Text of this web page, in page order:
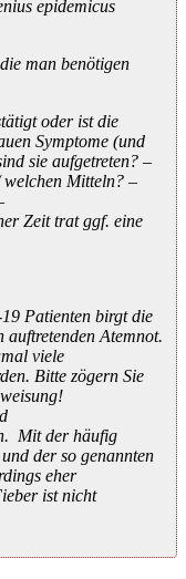
epidemicus
man benötigen
oder ist die
Symptome (und
sie aufgetreten? –
Mitteln? –
Zeit trat ggf. eine
Patienten birgt die
Atemnot.
viele
Bitte zögern Sie
Mit der häufig
der so genannten
eher
ist nicht